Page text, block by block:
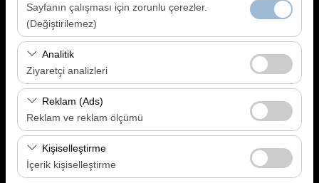
Sayfanın çalışması için zorunlu çerezler.
(Değiştirilemez)
Bu çerezler sitenin doğru şekilde çalışması, güvenlik,
oturum yönetimi ve temel işlevler için gereklidir. Devre
dışı bırakılamaz.
Analitik
Ziyaretçi analizleri
Bu çerezler, sitemizin nasıl kullanıldığını (ziyaretçi sayısı,
en çok ziyaret edilen sayfalar, kullanıcı davranışları)
analiz etmemizi sağlar. Bu veriler, web sitesi
performansını ölçmek ve kullanıcı deneyimini sürekli
iyileştirmek için kullanılır.
Reklam (Ads)
Reklam ve reklam ölçümü
Bu çerezler, size ilgi alanlarınıza uygun kişiselleştirilmiş
reklamlar göstermemize ve reklam kampanyalarımızın
etkinliğini (gösterim sayısı, tıklama oranı) ölçmemize
Kişiselleştirme
İçerik kişiselleştirme
Aracı farklı bir lokasyona bırakacağım
Alış Tarih & Saat
Bırakış Tarih & Saat
09:00
Araç Ara